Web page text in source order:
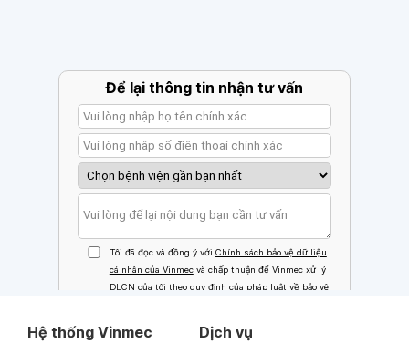
Hệ thống Vinmec Dịch vụ